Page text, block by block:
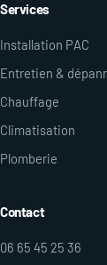
Services
Installation PAC
Entretien &
Chauffage
Climatisation
Plomberie
Contact
06 65 45 25 36